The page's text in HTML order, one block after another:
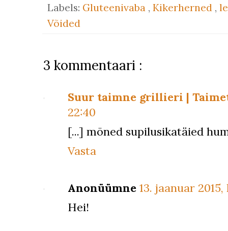
Labels: Gluteenivaba , Kikerherned ,
Võided
3 kommentaari :
Suur taimne grillieri |
22:40
[...] mõned supilusikatäied
Vasta
Anonüümne 13. jaanuar 2015,
Hei!